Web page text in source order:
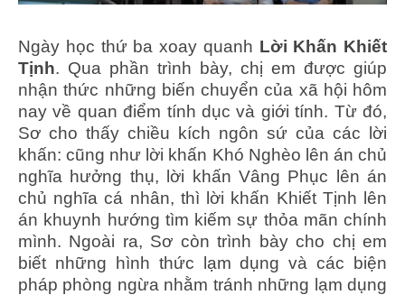
Ngày học thứ ba xoay quanh Lời Khấn Khiết
Tịnh. Qua phần trình bày, chị em được giúp
nhận thức những biến chuyển của xã hội hôm
nay về quan điểm tính dục và giới tính. Từ đó,
Sơ cho thấy chiều kích ngôn sứ của các lời
khấn: cũng như lời khấn Khó Nghèo lên án chủ
nghĩa hưởng thụ, lời khấn Vâng Phục lên án
chủ nghĩa cá nhân, thì lời khấn Khiết Tịnh lên
án khuynh hướng tìm kiếm sự thỏa mãn chính
mình. Ngoài ra, Sơ còn trình bày cho chị em
biết những hình thức lạm dụng và các biện
pháp phòng ngừa nhằm tránh những lạm dụng